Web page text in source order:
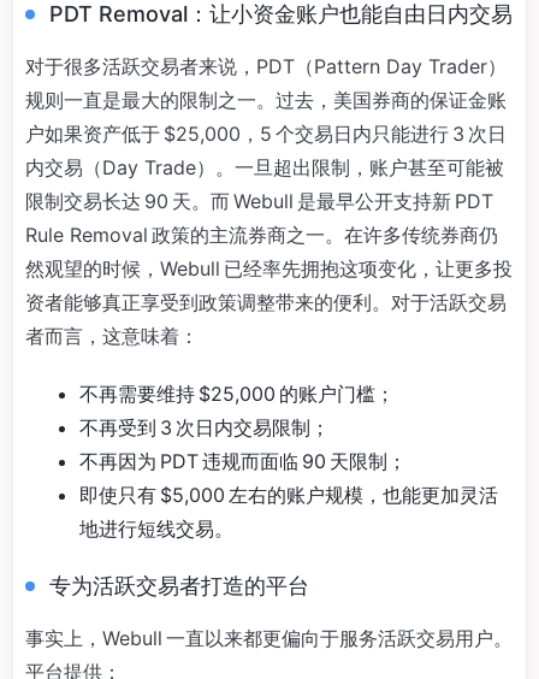
PDT Removal：让小资金账户也能自由日内交易
对于很多活跃交易者来说，PDT（Pattern Day Trader）
规则一直是最大的限制之一。过去，美国券商的保证金账
户如果资产低于 $25,000，5 个交易日内只能进行 3 次日
内交易（Day Trade）。一旦超出限制，账户甚至可能被
限制交易长达 90 天。而 Webull 是最早公开支持新 PDT
Rule Removal 政策的主流券商之一。在许多传统券商仍
然观望的时候，Webull 已经率先拥抱这项变化，让更多投
资者能够真正享受到政策调整带来的便利。对于活跃交易
者而言，这意味着：
不再需要维持 $25,000 的账户门槛；
不再受到 3 次日内交易限制；
不再因为 PDT 违规而面临 90 天限制；
即使只有 $5,000 左右的账户规模，也能更加灵活
地进行短线交易。
专为活跃交易者打造的平台
事实上，Webull 一直以来都更偏向于服务活跃交易用户。
平台提供：